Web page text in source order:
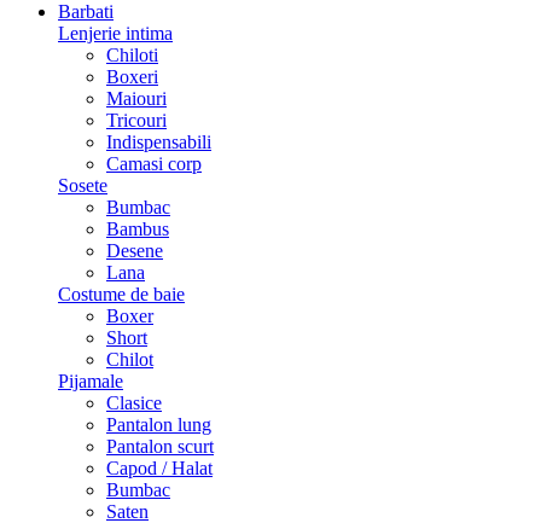
Barbati
Lenjerie intima
Chiloti
Boxeri
Maiouri
Tricouri
Indispensabili
Camasi corp
Sosete
Bumbac
Bambus
Desene
Lana
Costume de baie
Boxer
Short
Chilot
Pijamale
Clasice
Pantalon lung
Pantalon scurt
Capod / Halat
Bumbac
Saten